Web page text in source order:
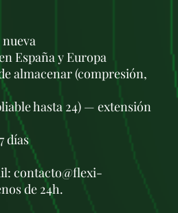
España y Europa
almacenar (compresión,
hasta 24) — extensión
días
contacto@flexi-
de 24h.